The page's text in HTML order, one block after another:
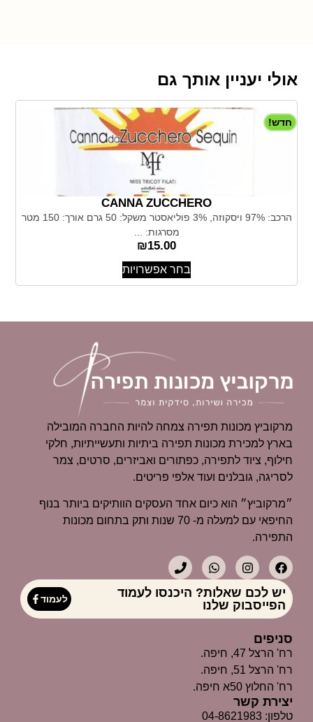
אולי יעניין אותך גם
חדש!
CANNA ZUCCHERO
הרכב: 97% ויסקוזה, 3% פוליאסטר משקל: 50 גרם אורך: 150 מטר
מסרגות: ...
₪15.00
בחר אפשרויות
מרקוביץ מכונות תפירה צמחה להיות החברה המובילה
בארץ למכירת מכונות תפירה ביתיות ותעשייתיות, חלקי
חילוף, ציוד לתפירה, כפתורים ואביזרים, סרטים, צמר
לסריגה, גובלנים ועוד אלפי פריטים.
״מרקוביץ״ הוא כיום אחד העסקים הוותיקים ביותר בנוף
החיפאי עם למעלה מ- 70 שנות ותק בתחום מכונות
התפירה.
יש לכם שאלות? היכנסו לעמוד
הפייסבוק שלנו
לעמוד
סניפים
רח' הרצל 47, חיפה.
רח' הרצל 51, חיפה.
רח' החלוץ 50א חיפה.
יצירת קשר
טלפון: 04-8621983